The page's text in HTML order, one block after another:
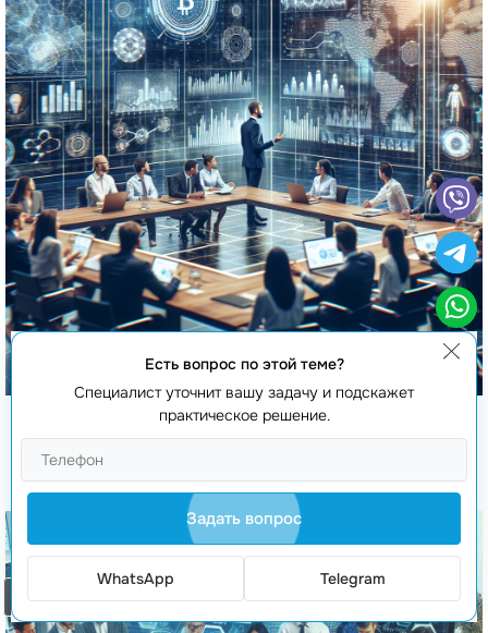
Реклама криптовалюты
Есть вопрос по этой теме?
Специалист уточнит вашу задачу и подскажет
практическое решение.
Задать вопрос
WhatsApp Telegram
Заказать звонок